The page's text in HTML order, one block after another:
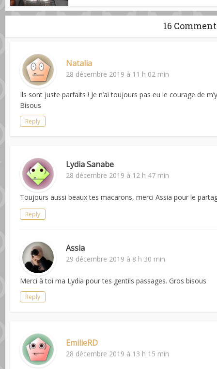
16
Natalia
28 décembre 2019 à 11 h 02 min
Ils sont juste parfaits ! Je n’ai toujours pas eu le courage de
Bisous
Reply
Lydia Sanabe
28 décembre 2019 à 12 h 47 min
Toujours aussi beaux tes macarons, merci Assia pour le
Reply
Assia
29 décembre 2019 à 8 h 30 min
Merci à toi ma Lydia pour tes gentils passages. Gros bisous
Reply
EmilieRD
28 décembre 2019 à 13 h 15 min